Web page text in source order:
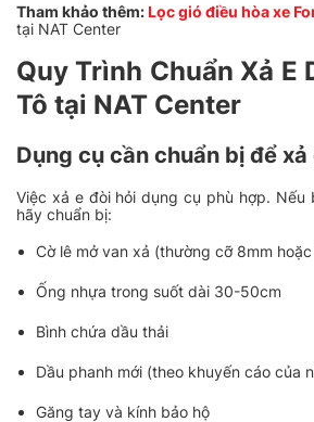
Tham khảo thêm:Lọc gió điều hòa xe
tại NAT Center
Quy Trình Chuẩn Xả E
Tô tại NAT Center
Dụng cụ cần chuẩn bị để
Việc xả e đòi hỏi dụng cụ phù hợp. Nếu
hãy chuẩn bị:
Cờ lê mở van xả (thường cỡ 8mm hoặc
Ống nhựa trong suốt dài 30-50cm
Bình chứa dầu thải
Dầu phanh mới (theo khuyến cáo của
Găng tay và kính bảo hộ